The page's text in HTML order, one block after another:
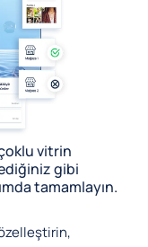
vitrin
gibi
tamamlayın.